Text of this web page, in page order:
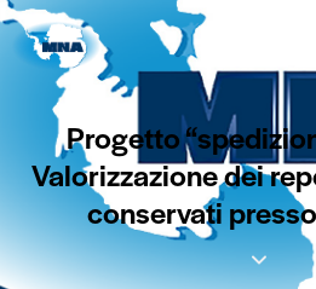
Progetto
Valorizzazione dei
conservati